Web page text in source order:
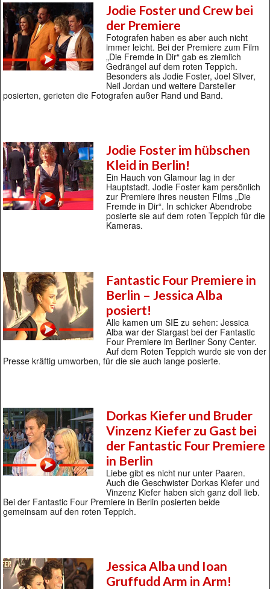
Jodie Foster und Crew bei
der Premiere
Fotografen haben es aber auch nicht
immer leicht. Bei der Premiere zum Film
„Die Fremde in Dir“ gab es ziemlich
Gedrängel auf dem roten Teppich.
Besonders als Jodie Foster, Joel Silver,
Neil Jordan und weitere Darsteller
posierten, gerieten die Fotografen außer Rand und Band.
Jodie Foster im hübschen
Kleid in Berlin!
Ein Hauch von Glamour lag in der
Hauptstadt. Jodie Foster kam persönlich
zur Premiere ihres neusten Films „Die
Fremde in Dir“. In schicker Abendrobe
posierte sie auf dem roten Teppich für die
Kameras.
Fantastic Four Premiere in
Berlin – Jessica Alba
posiert!
Alle kamen um SIE zu sehen: Jessica
Alba war der Stargast bei der Fantastic
Four Premiere im Berliner Sony Center.
Auf dem Roten Teppich wurde sie von der
Presse kräftig umworben, für die sie auch lange posierte.
Dorkas Kiefer und Bruder
Vinzenz Kiefer zu Gast bei
der Fantastic Four Premiere
in Berlin
Liebe gibt es nicht nur unter Paaren.
Auch die Geschwister Dorkas Kiefer und
Vinzenz Kiefer haben sich ganz doll lieb.
Bei der Fantastic Four Premiere in Berlin posierten beide
gemeinsam auf den roten Teppich.
Jessica Alba und Ioan
Gruffudd Arm in Arm!